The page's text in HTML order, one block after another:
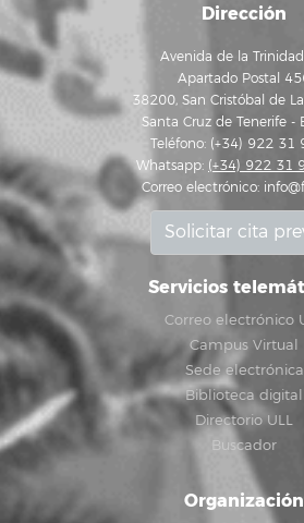
Dirección
Avenida de la
Apartado Postal
38200, San Cristóbal de
Santa Cruz de Tenerife -
Teléfono: (+34) 922 31
Whatsapp: (+34) 922 31
Correo electrónico:
Solicitar cita
Servicios
Correo electrónico
Campus Virtual
Sede electrónica
Biblioteca digital
Directorio ULL
Buscador
Organización